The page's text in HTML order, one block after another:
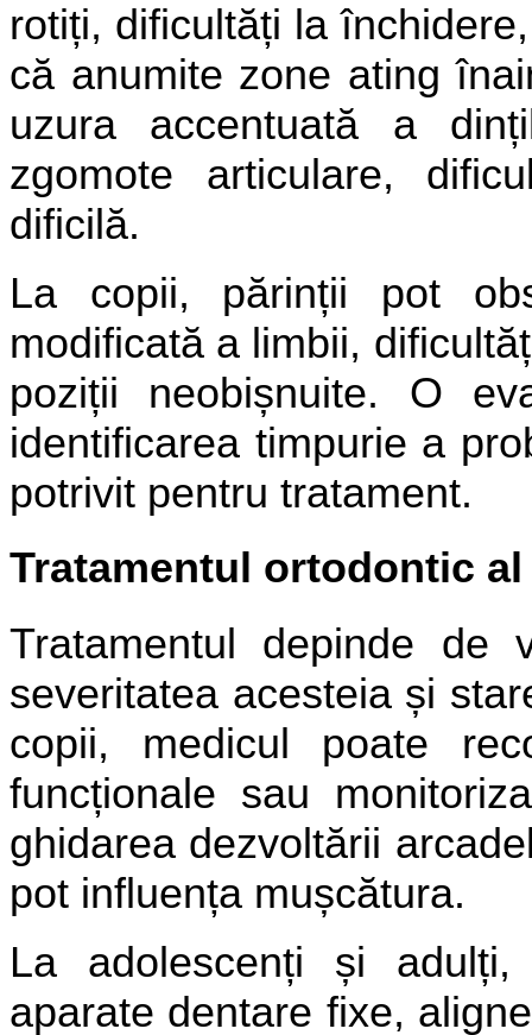
rotiți, dificultăți la
că anumite zone ating
uzura accentuată a
zgomote articulare,
dificilă.
La copii, părinții pot
modificată a limbii,
poziții neobișnuite. O
identificarea timpurie a
potrivit pentru tratament.
Tratamentul ortodontic
Tratamentul depinde de
severitatea acesteia și
copii, medicul poate
funcționale sau
ghidarea dezvoltării
pot influența mușcătura.
La adolescenți și
aparate dentare fixe,